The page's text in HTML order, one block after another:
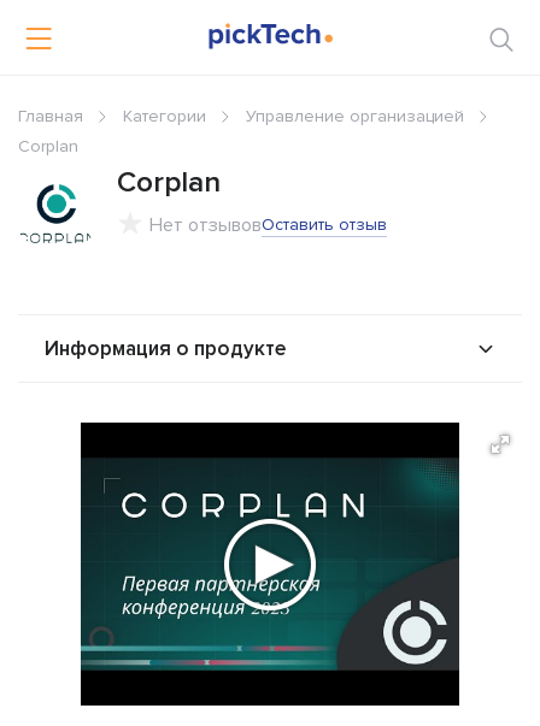
Главная Категории
Управление организацией
Corplan
Corplan
Нет отзывовОставить отзыв
Информация о продукте
Сравнения
Отзывы